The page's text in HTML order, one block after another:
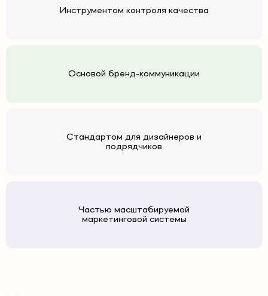
Инструментом контроля качества
Основой бренд-коммуникации
Стандартом для дизайнеров и
подрядчиков
Частью масштабируемой
маркетинговой системы